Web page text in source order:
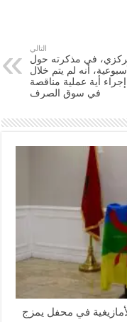
التالي
في مذكرته حول
أنه لم يتم خلال
أية عملية مناقصة
في سوق الصرف
في محفل يمزج